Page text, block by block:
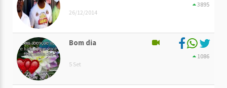
26/12/2014
3895
Bom dia
5 Set
1086